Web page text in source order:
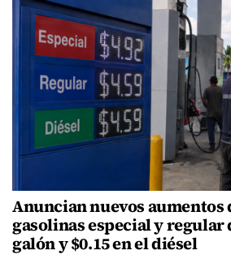
Anuncian nuevos aumentos
gasolinas especial y regular
galón y $0.15 en el diésel